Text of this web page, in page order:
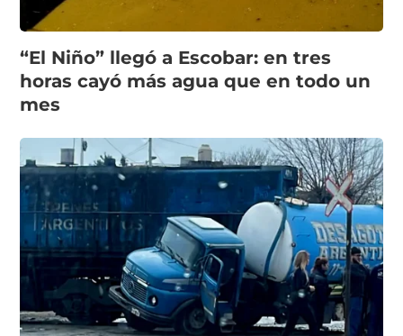
“El Niño” llegó a Escobar: en tres
horas cayó más agua que en todo un
mes